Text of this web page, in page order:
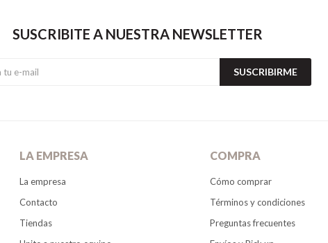
LA EMPRESA
La empresa
Contacto
Tiendas
COMPRA
Cómo comprar
Términos y condiciones
Preguntas frecuentes
SUSCRIBITE A NUESTRA NEWSLETTER
SUSCRIBIRME